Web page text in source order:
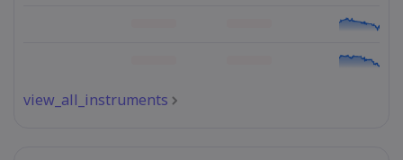
view_all_instruments